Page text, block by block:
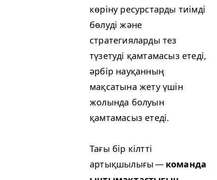
көріну ресурстарды тиімді
бөлуді және
стратегияларды тез
түзетуді қамтамасыз етеді,
әрбір науқанның
мақсатына жету үшін
жолында болуын
қамтамасыз етеді.
Тағы бір кілтті
артықшылығы — команда